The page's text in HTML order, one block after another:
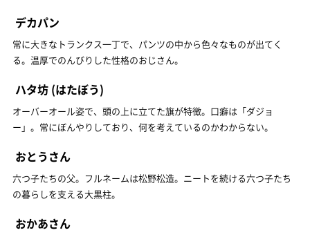
デカパン
常に大きなトランクス一丁で、パンツの中から色々なものが出てく
る。温厚でのんびりした性格のおじさん。
ハタ坊 (はたぼう)
オーバーオール姿で、頭の上に立てた旗が特徴。口癖は「ダジョ
ー」。常にぼんやりしており、何を考えているのかわからない。
おとうさん
六つ子たちの父。フルネームは松野松造。ニートを続ける六つ子たち
の暮らしを支える大黒柱。
おかあさん